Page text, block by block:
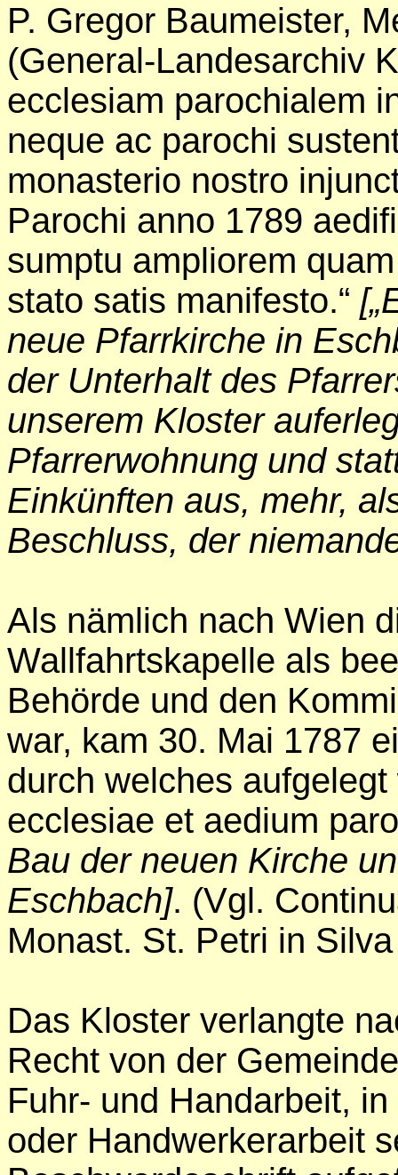
P. Gregor Baumeister,
(General-Landesarchiv
ecclesiam parochialem
neque ac parochi
monasterio nostro
Parochi anno 1789
sumptu ampliorem
stato satis manifesto.“
neue Pfarrkirche in
der Unterhalt des
unserem Kloster
Pfarrerwohnung und
Einkünften aus, mehr,
Beschluss, der
Als nämlich nach Wien
Wallfahrtskapelle als
Behörde und den
war, kam 30. Mai 1787
durch welches
ecclesiae et aedium
Bau der neuen Kirche
Eschbach]. (Vgl.
Monast. St. Petri in
Das Kloster verlangte
Recht von der
Fuhr- und Handarbeit,
oder Handwerkerarbeit